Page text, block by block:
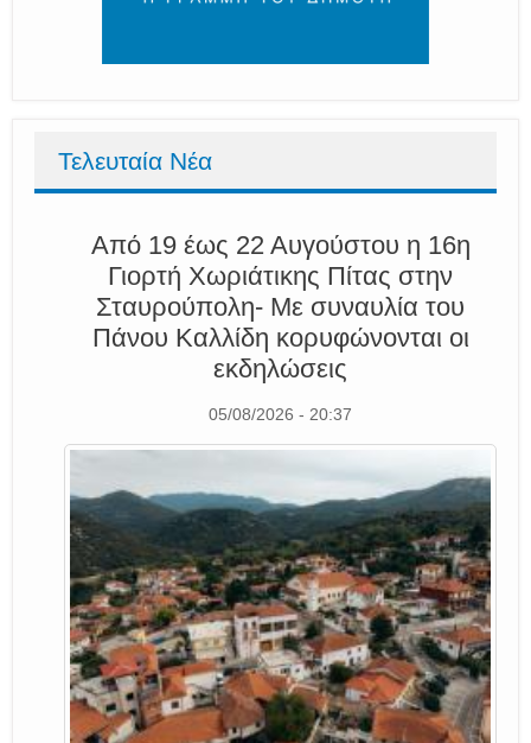
Τελευταία Νέα
Από 19 έως 22 Αυγούστου η 16η
Γιορτή Χωριάτικης Πίτας στην
Σταυρούπολη- Με συναυλία του
Πάνου Καλλίδη κορυφώνονται οι
εκδηλώσεις
05/08/2026 - 20:37